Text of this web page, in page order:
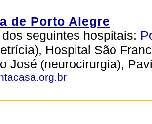
de Porto Alegre
seguintes hospitais:
Hospital São
José (neurocirurgia),